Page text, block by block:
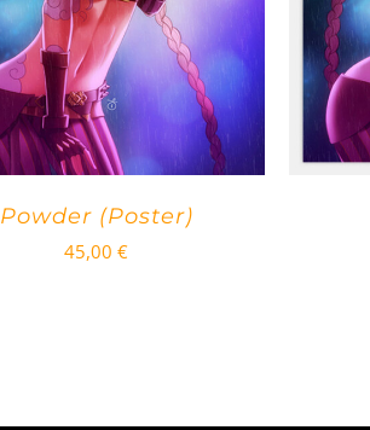
Powder (Poster)
45,00€